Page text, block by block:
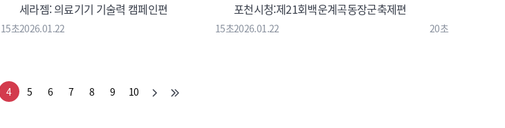
15초
세라젬: 의료기기 기술력 캠페인편
2026.01.22 15초
포천시청:제21회백운계곡동장군축제편
2026.01.22 20초
4 5 6 7 8 9 10